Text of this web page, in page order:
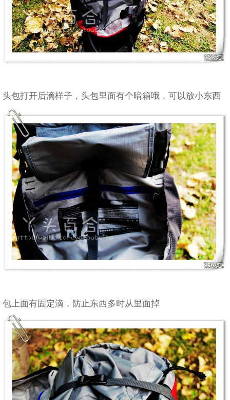
头包打开后滴样子，头包里面有个暗箱哦，可以放小东西
包上面有固定滴，防止东西多时从里面掉